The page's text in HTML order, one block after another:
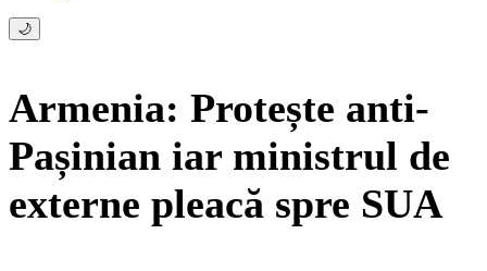
🌙
Armenia: Protește anti-
Pașinian iar ministrul de
externe pleacă spre SUA